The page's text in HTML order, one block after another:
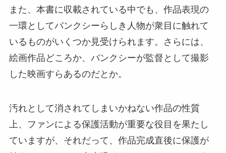
また、本書に収載されている中でも、作品表現の
一環としてバンクシーらしき人物が衆目に触れて
いるものがいくつか見受けられます。さらには、
絵画作品どころか、バンクシーが監督として撮影
した映画すらあるのだとか。
汚れとして消されてしまいかねない作品の性質
上、ファンによる保護活動が重要な役目を果たし
ていますが、それだって、作品完成直後に保護が